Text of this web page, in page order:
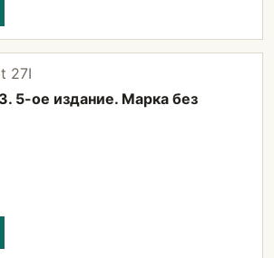
27I
5-ое издание. Марка без